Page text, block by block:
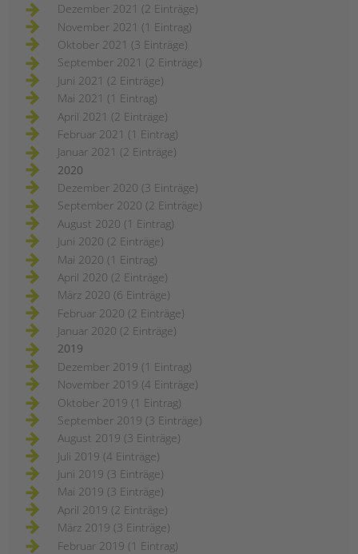
Dezember 2021 (2 Einträge)
November 2021 (1 Eintrag)
Oktober 2021 (3 Einträge)
September 2021 (2 Einträge)
Juni 2021 (2 Einträge)
Mai 2021 (1 Eintrag)
April 2021 (2 Einträge)
Februar 2021 (1 Eintrag)
Januar 2021 (2 Einträge)
2020
Dezember 2020 (3 Einträge)
September 2020 (2 Einträge)
August 2020 (1 Eintrag)
Juni 2020 (2 Einträge)
Mai 2020 (1 Eintrag)
April 2020 (2 Einträge)
März 2020 (6 Einträge)
Februar 2020 (2 Einträge)
Januar 2020 (2 Einträge)
2019
Dezember 2019 (1 Eintrag)
November 2019 (4 Einträge)
Oktober 2019 (1 Eintrag)
September 2019 (3 Einträge)
August 2019 (3 Einträge)
Juli 2019 (4 Einträge)
Juni 2019 (3 Einträge)
Mai 2019 (3 Einträge)
April 2019 (2 Einträge)
März 2019 (3 Einträge)
Februar 2019 (1 Eintrag)